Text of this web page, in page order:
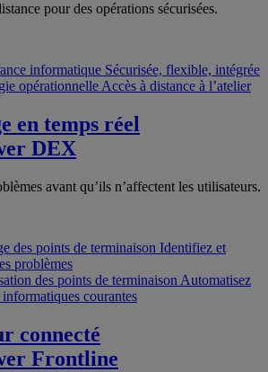
pour des opérations sécurisées.
informatique Sécurisée, flexible, intégrée
opérationnelle Accès à distance à l’atelier
en temps réel
DEX
avant qu’ils n’affectent les utilisateurs.
des points de terminaison Identifiez et
problèmes
des points de terminaison Automatisez
informatiques courantes
connecté
Frontline